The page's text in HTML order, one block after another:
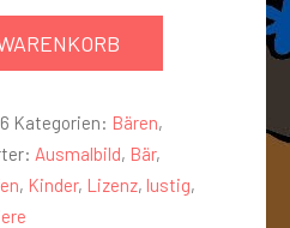
Kategorien: Bären,
Ausmalbild, Bär,
, Kinder, Lizenz, lustig,